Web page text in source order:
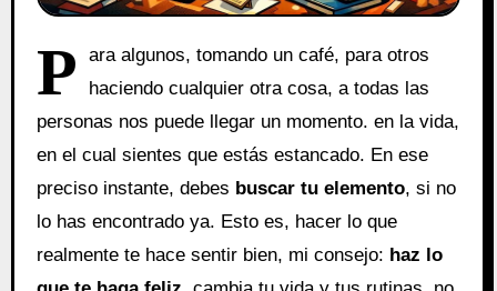
P
ara algunos, tomando un café, para otros
haciendo cualquier otra cosa, a todas las
personas nos puede llegar un momento. en la vida,
en el cual sientes que estás estancado. En ese
preciso instante, debes buscar tu elemento, si no
lo has encontrado ya. Esto es, hacer lo que
realmente te hace sentir bien, mi consejo: haz lo